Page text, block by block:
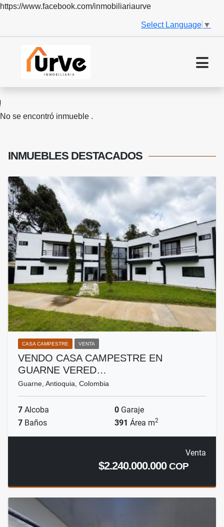
https://www.facebook.com/inmobiliariaurve
Select Language ▼
No se encontró inmueble .
INMUEBLES DESTACADOS
CASA CAMPESTRE VENTA
VENDO CASA CAMPESTRE EN
GUARNE VERED…
Guarne, Antioquia, Colombia
7 Alcoba 0 Garaje
7 Baños 391 Área m2
Venta
$2.240.000.000COP